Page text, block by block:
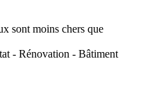
sont moins chers que
- Rénovation - Bâtiment